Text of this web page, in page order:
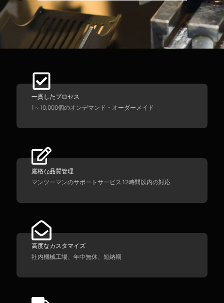
一貫したプロセス
1～10,000個のオンデマンド・オーダーメイド
厳格な品質管理
マンツーマンのサポートサービス 12時間以内の対応
高度なカスタマイズ
社内機械工場、年中無休、短納期